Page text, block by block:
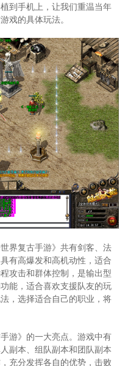
到手机上，让我们重温当年
戏的具体玩法。
界复古手游》共有剑客、法
有高爆发和高机动性，适合
攻击和群体控制，是输出型
能，适合喜欢支援队友的玩
，选择适合自己的职业，将
游》的一大亮点。游戏中有
副本、组队副本和团队副本
充分发挥各自的优势，击败